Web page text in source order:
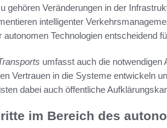
gehören Veränderungen in der
intelligenter
Technologien entscheidend
umfasst auch die notwendigen
Vertrauen in die Systeme entwickeln
dabei auch öffentliche
im Bereich des